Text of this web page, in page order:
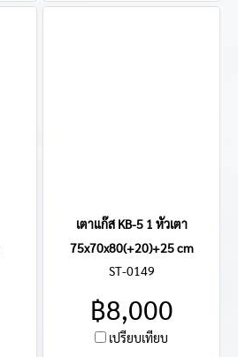
เตาแก๊ส KB-5 1 หัวเตา
75x70x80(+20)+25 cm
ST-0149
฿8,000
เปรียบเทียบ